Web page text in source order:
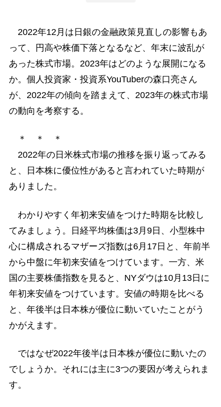
2022年12月は日銀の金融政策見直しの影響もあ
って、円高や株価下落となるなど、年末に波乱が
あった株式市場。2023年はどのような展開になる
か。個人投資家・投資系YouTuberの森口亮さん
が、2022年の傾向を踏まえて、2023年の株式市場
の動向を考察する。
＊ ＊ ＊
2022年の日米株式市場の推移を振り返ってみる
と、日本株に優位性があると言われていた時期が
ありました。
わかりやすく年初来安値をつけた時期を比較し
てみましょう。日経平均株価は3月9日、小型株中
心に構成されるマザーズ指数は6月17日と、年前半
から中盤に年初来安値をつけています。一方、米
国の主要株価指数を見ると、NYダウは10月13日に
年初来安値をつけています。安値の時期を比べる
と、年後半は日本株が優位に動いていたことがう
かがえます。
ではなぜ2022年後半は日本株が優位に動いたの
でしょうか。それには主に3つの要因が考えられま
す。